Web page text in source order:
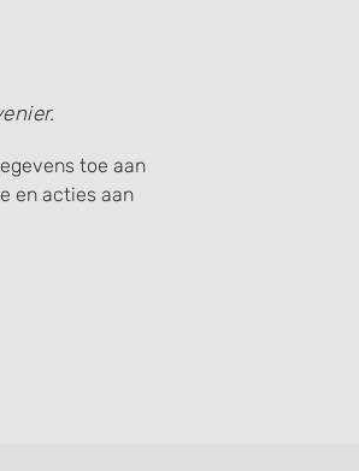
toe aan
en acties aan